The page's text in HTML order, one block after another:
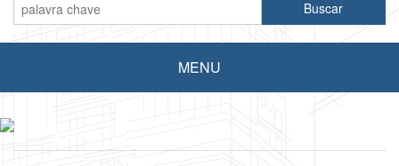
MENU